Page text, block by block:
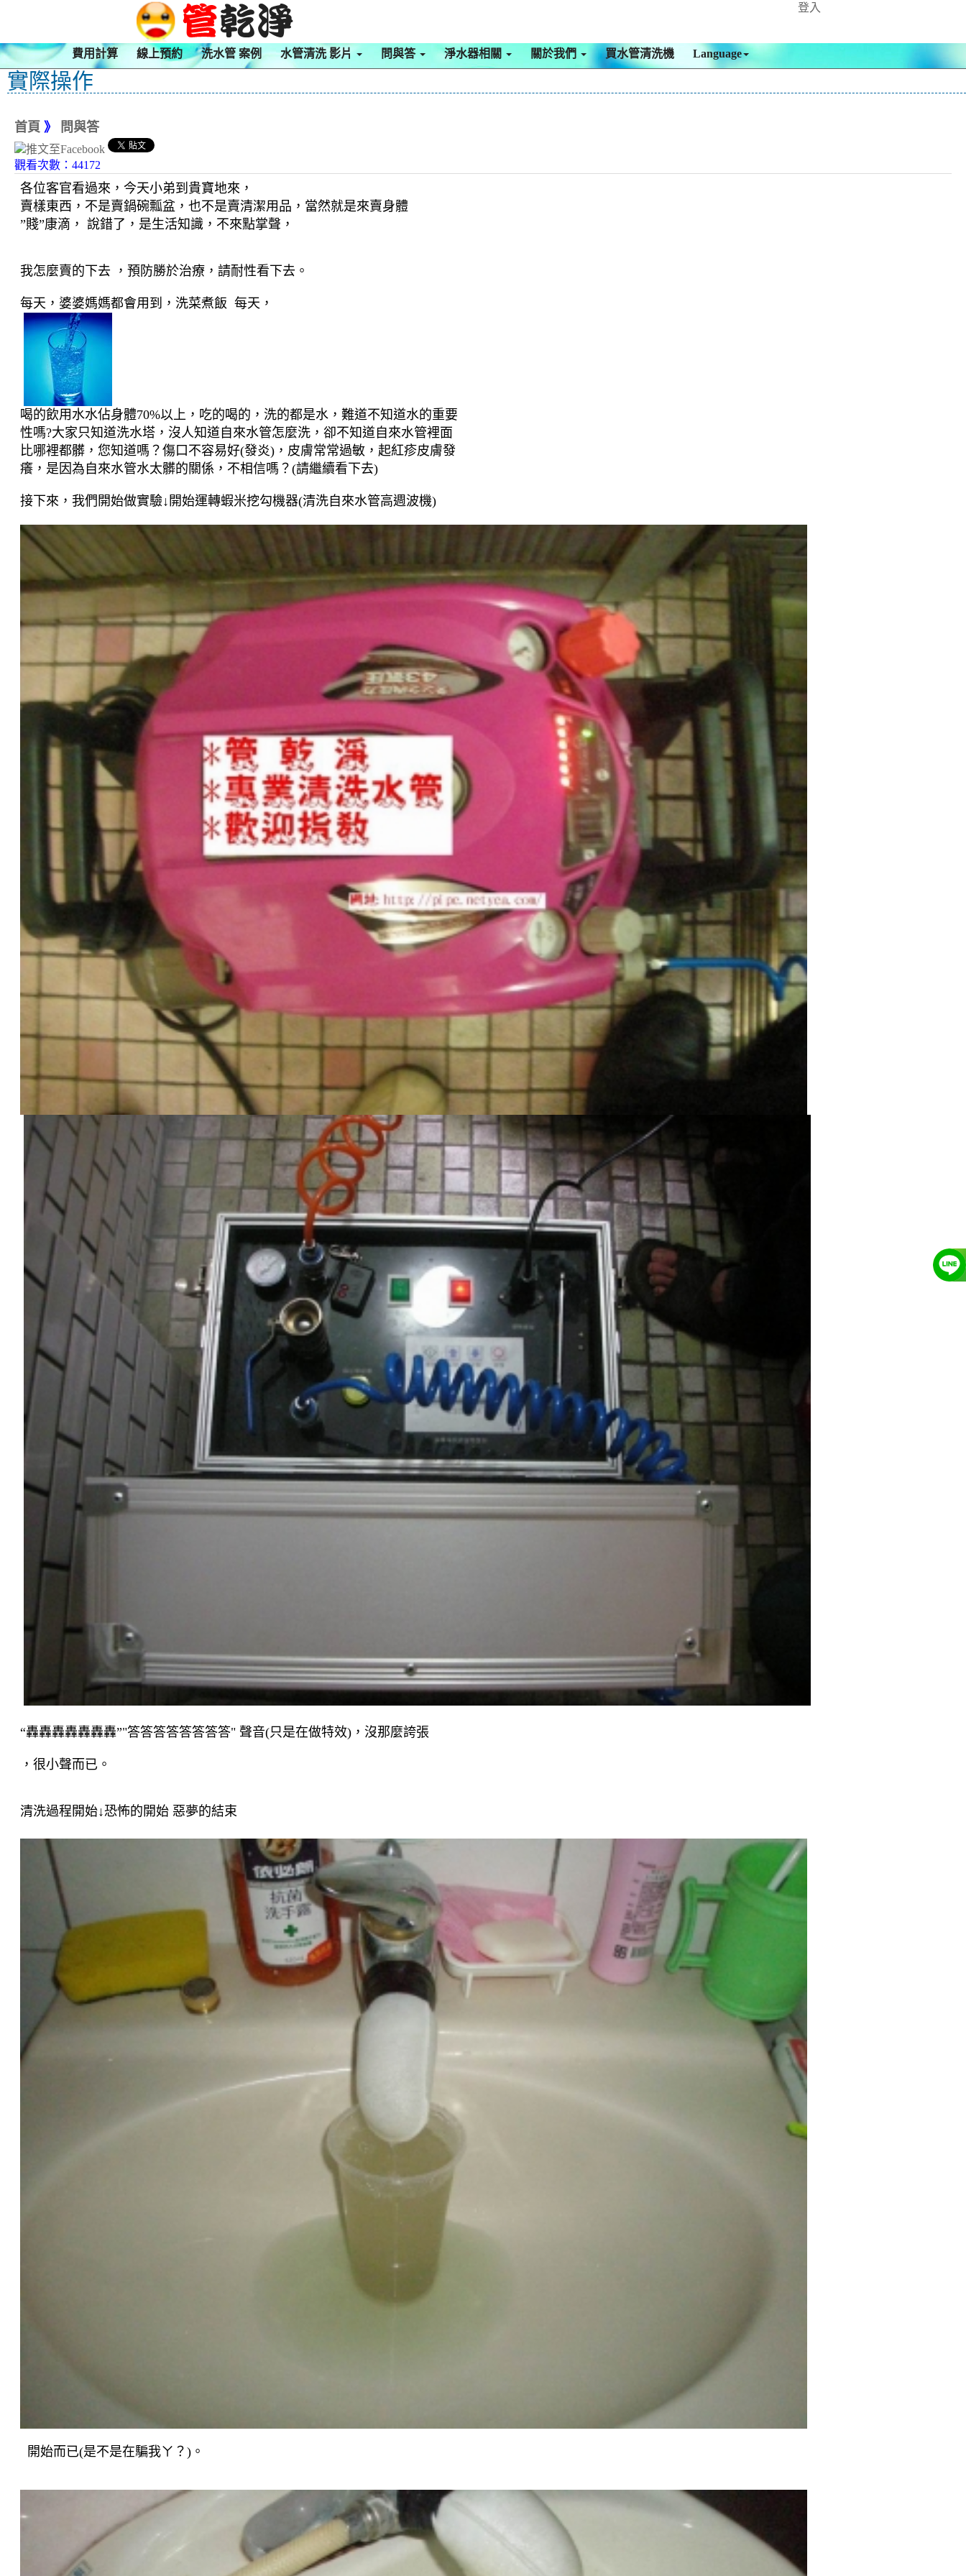
登入
費用計算 線上預約 洗水管 案例 水管清洗 影片 問與答 淨水器相關 關於我們 買水管清洗機 Language
實際操作
首頁 》 問與答
觀看次數：44172
各位客官看過來，今天小弟到貴寶地來，
賣樣東西，不是賣鍋碗瓢盆， 也不是賣清潔用品，當然就是來賣身體
”賤”康滴， 說錯了，是生活知識，不來點掌聲，
我怎麼賣的下去 ， 預防勝於治療， 請耐性看 下去。
每天，婆婆媽媽都會用到，洗菜煮飯 每天，
喝的飲用水水佔身體70%以上，吃的喝的，洗的都是水， 難道不知道水的重要
性嗎?大家只知道洗水塔，沒人知道自來水管怎麼洗，卻不知道自來水管裡面
比哪裡都髒， 您知道嗎？傷口不容易好(發炎)，皮膚常常過敏，起紅疹皮膚發
癢，是因為自來水管水太髒的關係， 不相信嗎？(請繼續看下去)
接下來，我們開始做實驗↓開始運轉蝦米挖勾機器(清洗自來水管高週波機)
“轟轟轟轟轟轟轟”"答答答答答答答答" 聲音(只是在做特效) ，沒那麼誇張
，很小聲而已。
清洗過程開始↓恐怖的開始 惡夢的結束
開始而已(是不是在騙我ㄚ？)。